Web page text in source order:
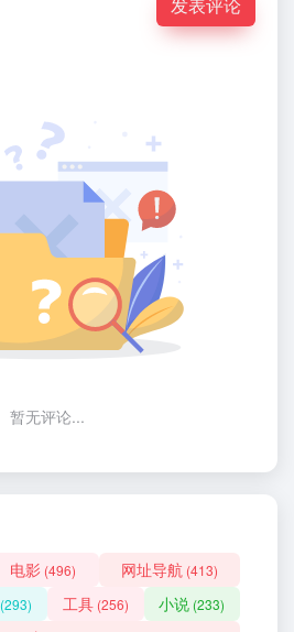
暂无评论...
电影 (496) 网址导航 (413)
(293) 工具(256) 小说 (233)